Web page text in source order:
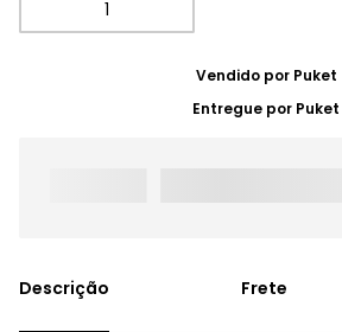
Vendido por Puket
Entregue por Puket
Frete